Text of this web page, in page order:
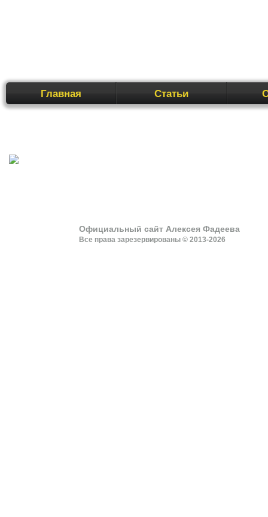
ПерейтиГлавная Статьи
Официальный сайт Алексея Фадеева
Все права зарезервированы © 2013-2026